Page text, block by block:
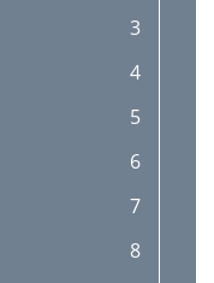
3
4
5
6
7
8